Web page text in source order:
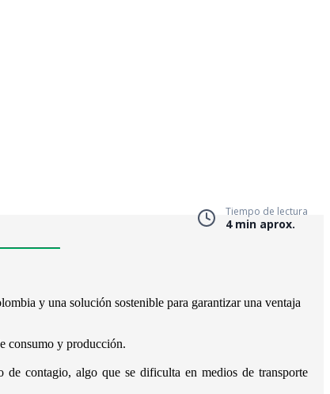
Tiempo de lectura
4 min aprox.
y una solución sostenible para garantizar una ventaja
consumo y producción.
de contagio, algo que se dificulta en medios de transporte